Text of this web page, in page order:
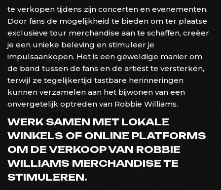
te verkopen tijdens zijn concerten en evenementen.
Door fans de mogelijkheid te bieden om ter plaatse
exclusieve tour merchandise aan te schaffen, creëer
je een unieke beleving en stimuleer je
impulsaankopen. Het is een geweldige manier om
de band tussen de fans en de artiest te versterken,
terwijl ze tegelijkertijd tastbare herinneringen
kunnen verzamelen aan het bijwonen van een
onvergetelijk optreden van Robbie Williams.
WERK SAMEN MET LOKALE
WINKELS OF ONLINE PLATFORMS
OM DE VERKOOP VAN ROBBIE
WILLIAMS MERCHANDISE TE
STIMULEREN.